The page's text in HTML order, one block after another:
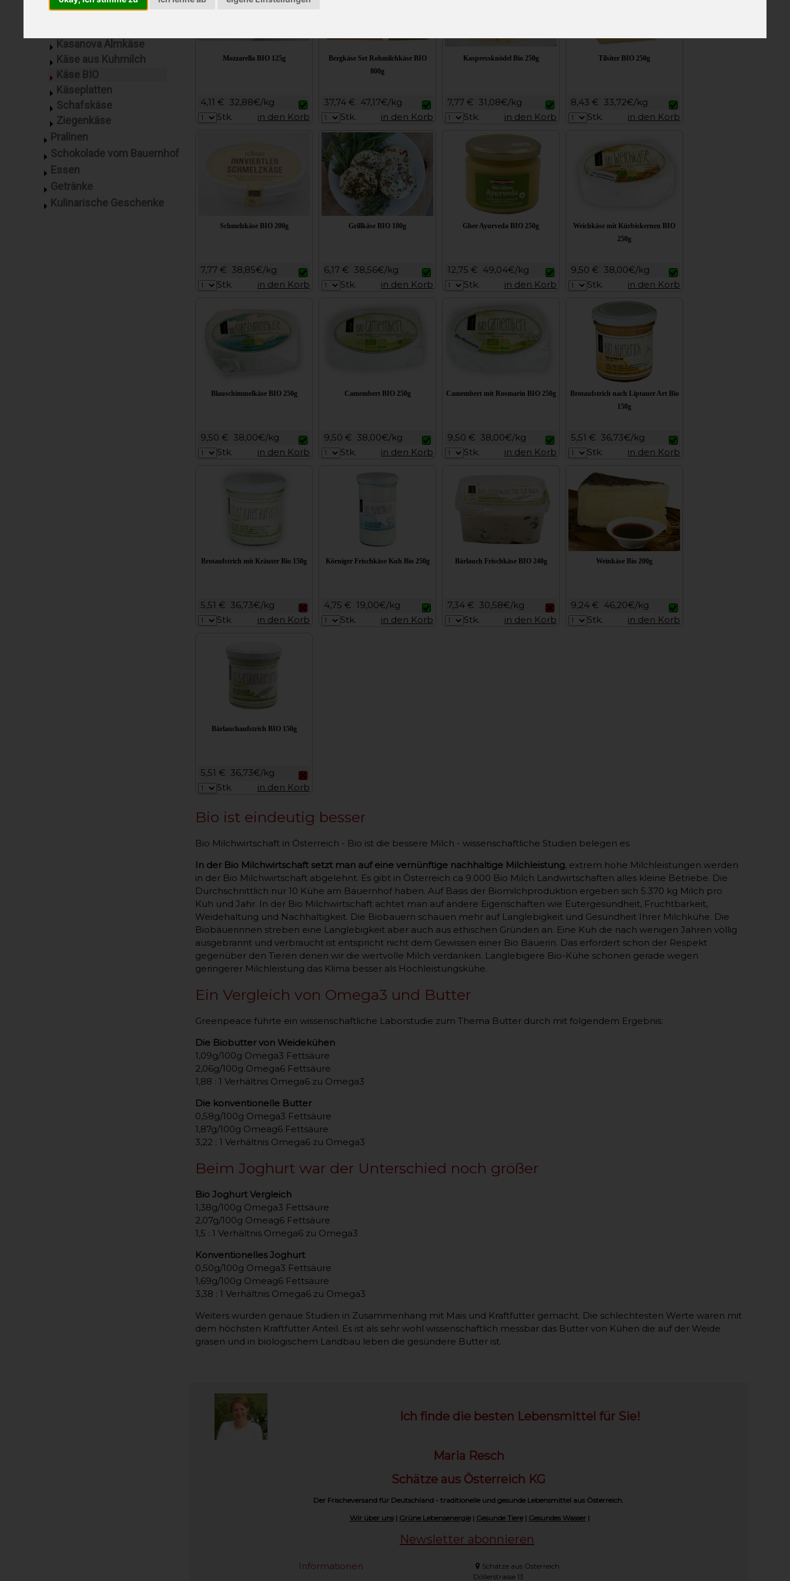
Rohmilchkäse
Kasanova Almkäse
Käse aus Kuhmilch
Käse BIO
Käseplatten
Schafskäse
Ziegenkäse
Pralinen
Schokolade vom Bauernhof
Essen
Getränke
Kulinarische Geschenke
Mozzarella BIO 125g
4,11 € 32,88€/kg
Stk.
in den Korb
Bergkäse Set Rohmilchkäse BIO
800g
37,74 € 47,17€/kg
Stk.
in den Korb
Kaspressknödel Bio 250g
7,77 € 31,08€/kg
Stk.
in den Korb
Tilsiter BIO 250g
8,43 € 33,72€/kg
Stk.
in den Korb
Schmelzkäse BIO 200g
7,77 € 38,85€/kg
Stk.
in den Korb
Grillkäse BIO 180g
6,17 € 38,56€/kg
Stk.
in den Korb
Ghee Ayurveda BIO 250g
12,75 € 49,04€/kg
Stk.
in den Korb
Weichkäse mit Kürbiskernen BIO
250g
9,50 € 38,00€/kg
Stk.
in den Korb
Blauschimmelkäse BIO 250g
9,50 € 38,00€/kg
Stk.
in den Korb
Camembert BIO 250g
9,50 € 38,00€/kg
Stk.
in den Korb
Camembert mit Rosmarin BIO 250g
9,50 € 38,00€/kg
Stk.
in den Korb
Brotaufstrich nach Liptauer Art Bio
150g
5,51 € 36,73€/kg
Stk.
in den Korb
Brotaufstrich mit Kräuter Bio 150g
5,51 € 36,73€/kg
Stk.
in den Korb
Körniger Frischkäse Kuh Bio 250g
4,75 € 19,00€/kg
Stk.
in den Korb
Bärlauch Frischkäse BIO 240g
7,34 € 30,58€/kg
Stk.
in den Korb
Weinkäse Bio 200g
9,24 € 46,20€/kg
Stk.
in den Korb
Bärlauchaufstrich BIO 150g
5,51 € 36,73€/kg
Stk.
in den Korb
Bio ist eindeutig besser
Bio Milchwirtschaft in Österreich - Bio ist die bessere Milch - wissenschaftliche Studien belegen es
In der Bio Milchwirtschaft setzt man auf eine vernünftige nachhaltige Milchleistung, extrem hohe Milchleistungen werden
in der Bio Milchwirtschaft abgelehnt. Es gibt in Österreich ca 9.000 Bio Milch Landwirtschaften alles kleine Betriebe. Die
Durchschnittlich nur 10 Kühe am Bauernhof haben. Auf Basis der Biomilchproduktion ergeben sich 5.370 kg Milch pro
Kuh und Jahr. In der Bio Milchwirtschaft achtet man auf andere Eigenschaften wie Eutergesundheit, Fruchtbarkeit,
Weidehaltung und Nachhaltigkeit. Die Biobauern schauen mehr auf Langlebigkeit und Gesundheit Ihrer Milchkühe. Die
Biobäuerinnen streben eine Langlebigkeit aber auch aus ethischen Gründen an. Eine Kuh die nach wenigen Jahren völlig
ausgebrannt und verbraucht ist entspricht nicht dem Gewissen einer Bio Bäuerin. Das erfordert schon der Respekt
gegenüber den Tieren denen wir die wertvolle Milch verdanken. Langlebigere Bio-Kühe schonen gerade wegen
geringerer Milchleistung das Klima besser als Hochleistungskühe.
Ein Vergleich von Omega3 und Butter
Greenpeace führte ein wissenschaftliche Laborstudie zum Thema Butter durch mit folgendem Ergebnis:
Die Biobutter von Weidekühen
1,09g/100g Omega3 Fettsäure
2,06g/100g Omega6 Fettsäure
1,88 : 1 Verhältnis Omega6 zu Omega3
Die konventionelle Butter
0,58g/100g Omega3 Fettsäure
1,87g/100g Omeag6 Fettsäure
3,22 : 1 Verhältnis Omega6 zu Omega3
Beim Joghurt war der Unterschied noch größer
Bio Joghurt Vergleich
1,38g/100g Omega3 Fettsäure
2,07g/100g Omeag6 Fettsäure
1,5 : 1 Verhältnis Omega6 zu Omega3
Konventionelles Joghurt
0,50g/100g Omega3 Fettsäure
1,69g/100g Omeag6 Fettsäure
3,38 : 1 Verhältnis Omega6 zu Omega3
Weiters wurden genaue Studien in Zusammenhang mit Mais und Kraftfutter gemacht. Die schlechtesten Werte waren mit
dem höchsten Kraftfutter Anteil. Es ist als sehr wohl wissenschaftlich messbar das Butter von Kühen die auf der Weide
grasen und in biologischem Landbau leben die gesündere Butter ist.
Ich finde die besten Lebensmittel für Sie!
Maria Resch
Schätze aus Österreich KG
Der Frischeversand für Deutschland - traditionelle und gesunde Lebensmittel aus Österreich.
Wir über uns| Grüne Lebensenergie| Gesunde Tiere| Gesundes Wasser|
Newsletter abonnieren
Informationen
Schätze aus Österreich
Döllerstrasse 13